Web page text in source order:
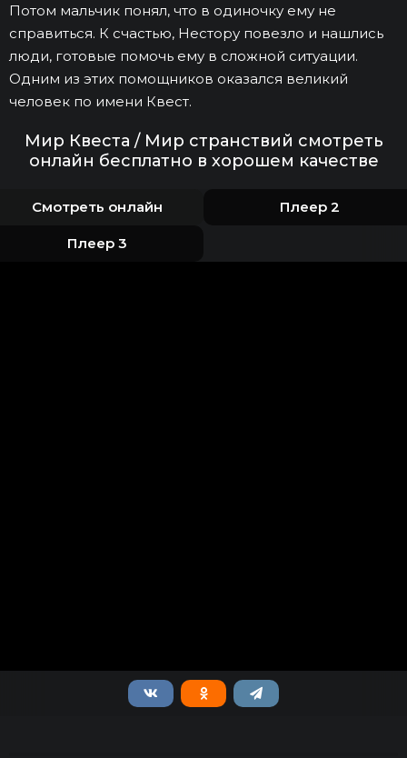
Потом мальчик понял, что в одиночку ему не
справиться. К счастью, Нестору повезло и нашлись
люди, готовые помочь ему в сложной ситуации.
Одним из этих помощников оказался великий
человек по имени Квест.
Мир Квеста / Мир странствий смотреть
онлайн бесплатно в хорошем качестве
Смотреть онлайн Плеер 2
Плеер 3